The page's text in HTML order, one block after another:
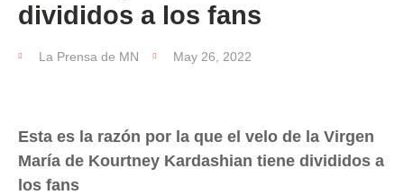
divididos a los fans
La Prensa de MN May 26, 2022
Esta es la razón por la que el velo de la Virgen
María de Kourtney Kardashian tiene divididos a
los fans